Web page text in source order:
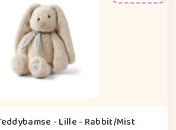
- Lille - Rabbit/Mist